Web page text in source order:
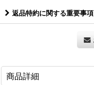
返品特約に関する重要事項
商品詳細